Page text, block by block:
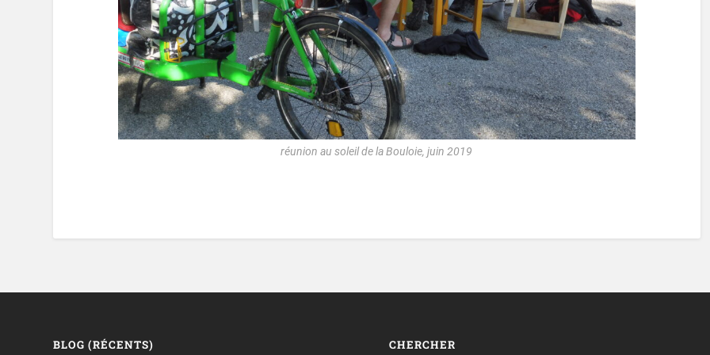
réunion au soleil de la Bouloie, juin 2019
BLOG (RÉCENTS) CHERCHER